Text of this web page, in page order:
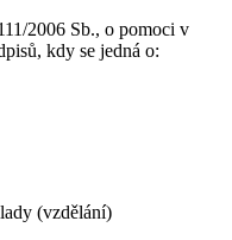
2006 Sb., o pomoci v
kdy se jedná o:
(vzdělání)